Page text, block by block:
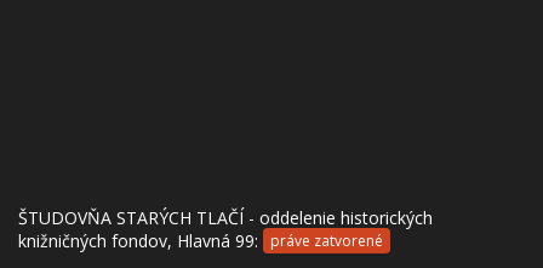
ŠTUDOVŇA STARÝCH TLAČÍ - oddelenie historických
knižničných fondov, Hlavná 99:
práve zatvorené